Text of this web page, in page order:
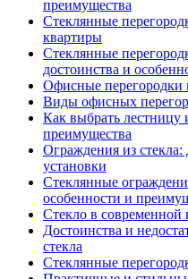
преимущества
Стеклянные
квартиры
Стеклянные
достоинства и
Офисные перегородки
Виды офисных
Как выбрать лестницу
преимущества
Ограждения из стекла:
установки
Стеклянные
особенности и
Стекло в современной
Достоинства и
стекла
Стеклянные